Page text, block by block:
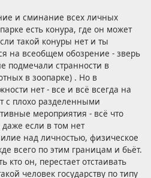
и сминание всех личных
есть конура, где он может
такой конуры нет и ты
на всеобщем обозрение - зверь
подмечали странности в
в зоопарке) . Но в
нет - все и всё всегда на
с плохо разделенными
мероприятия - всё что
даже если в том нет
над личностью, физическое
всего по этим границам и бьёт.
кто он, перестает отстаивать
человек государству по типу